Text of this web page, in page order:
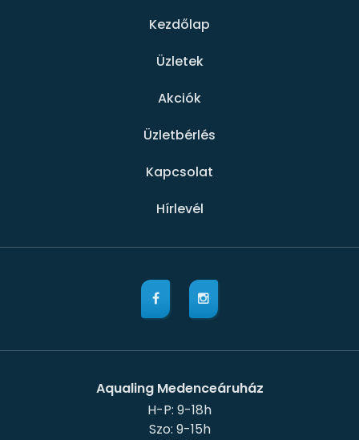
Kezdőlap
Üzletek
Akciók
Üzletbérlés
Kapcsolat
Hírlevél
Aqualing Medenceáruház
H-P: 9-18h
Szo: 9-15h